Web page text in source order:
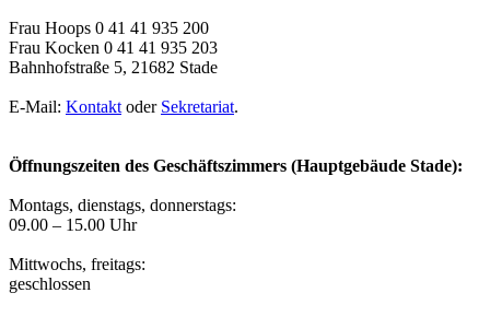
Frau Hoops 0 41 41 935 200
Frau Kocken 0 41 41 935 203
Bahnhofstraße 5, 21682 Stade
E-Mail: Kontaktoder Sekretariat.
Öffnungszeiten des Geschäftszimmers (Hauptgebäude Stade):
Montags, dienstags, donnerstags:
09.00 – 15.00 Uhr
Mittwochs, freitags:
geschlossen